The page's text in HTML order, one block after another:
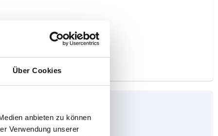
Über Cookies
anbieten zu können
Verwendung unserer